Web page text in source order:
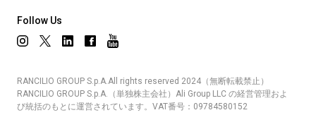
Follow Us
RANCILIO GROUP S.p.A.All rights reserved 2024（無断転載禁止）
RANCILIO GROUP S.p.A.（単独株主会社）Ali Group LLC の経営管理およ
び統括のもとに運営されています。VAT番号：09784580152